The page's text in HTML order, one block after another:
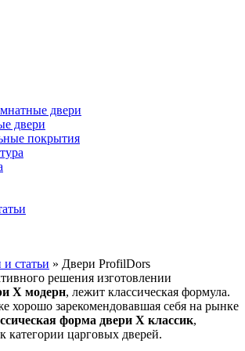
двери
двери
покрытия
статьи » Двери ProfilDors
решения изготовлении
Х модерн, лежит классическая формула.
хорошо зарекомендовавшая себя на рынке
форма двери Х классик,
категории царговых дверей.